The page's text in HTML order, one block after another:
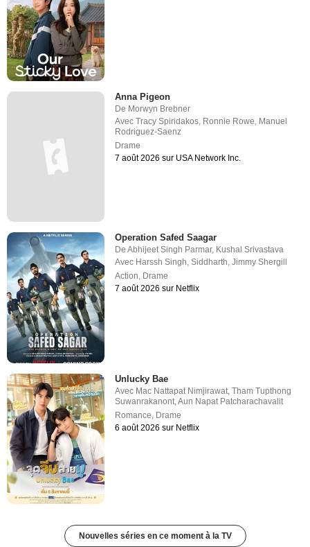
Anna Pigeon
De Morwyn Brebner
AvecTracy Spiridakos, Ronnie Rowe, Manuel
Rodriguez-Saenz
Drame
7 août 2026 sur USA Network Inc.
Operation Safed Saagar
DeAbhijeet Singh Parmar, Kushal Srivastava
Avec Harssh Singh,Siddharth,Jimmy Shergill
Action, Drame
7 août 2026 sur Netflix
Unlucky Bae
Avec Mac Nattapat Nimjirawat ,Tham Tupthong
Suwanrakanont ,Aun Napat Patcharachavalit
Romance Drame
6 août 2026 sur Netflix
Nouvelles séries en ce moment à la TV